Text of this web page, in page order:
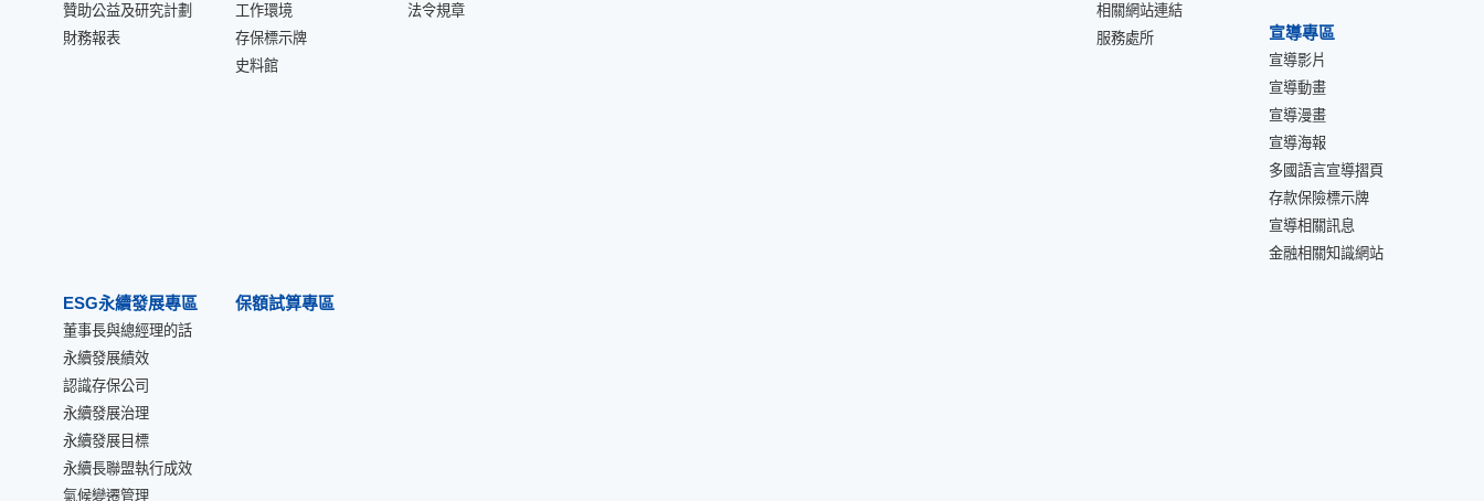
贊助公益及研究計劃
財務報表
工作環境
存保標示牌
史料館
法令規章
相關網站連結
服務處所
宣導專區
宣導影片
宣導動畫
宣導漫畫
宣導海報
多國語言宣導摺頁
存款保險標示牌
宣導相關訊息
金融相關知識網站
ESG永續發展專區
董事長與總經理的話
永續發展績效
認識存保公司
永續發展治理
永續發展目標
永續長聯盟執行成效
氣候變遷管理
保額試算專區